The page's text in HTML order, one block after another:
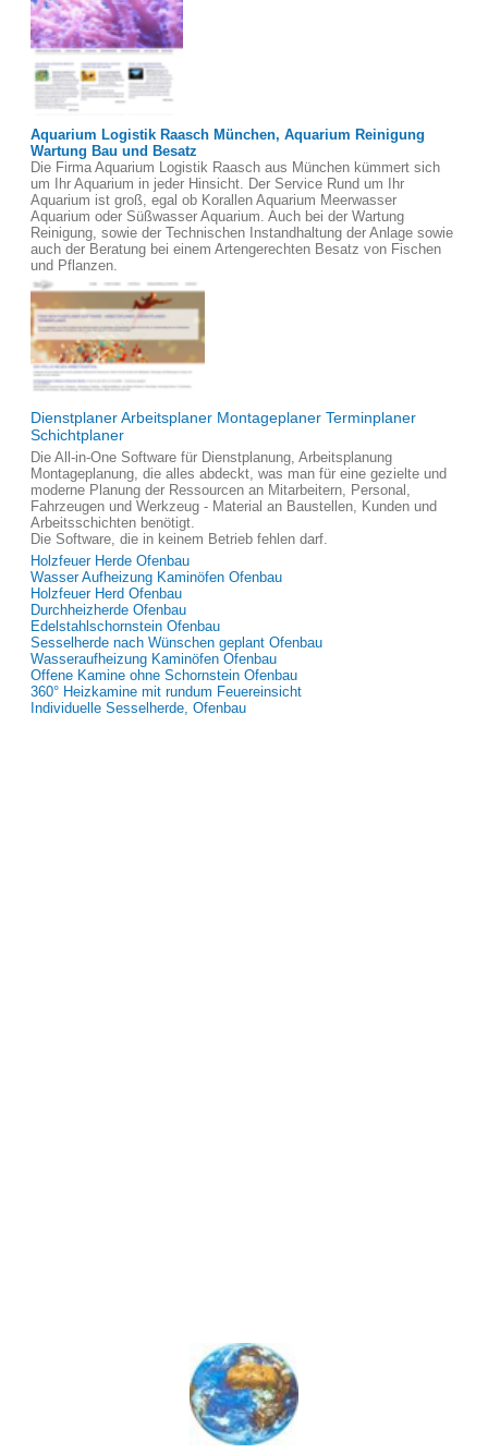
Aquarium Logistik Raasch München, Aquarium Reinigung
Wartung Bau und Besatz
Die Firma Aquarium Logistik Raasch aus München kümmert sich
um Ihr Aquarium in jeder Hinsicht. Der Service Rund um Ihr
Aquarium ist groß, egal ob Korallen Aquarium Meerwasser
Aquarium oder Süßwasser Aquarium. Auch bei der Wartung
Reinigung, sowie der Technischen Instandhaltung der Anlage sowie
auch der Beratung bei einem Artengerechten Besatz von Fischen
und Pflanzen.
Dienstplaner Arbeitsplaner Montageplaner Terminplaner
Schichtplaner
Die All-in-One Software für Dienstplanung, Arbeitsplanung
Montageplanung, die alles abdeckt, was man für eine gezielte und
moderne Planung der Ressourcen an Mitarbeitern, Personal,
Fahrzeugen und Werkzeug - Material an Baustellen, Kunden und
Arbeitsschichten benötigt.
Die Software, die in keinem Betrieb fehlen darf.
Holzfeuer Herde Ofenbau
Wasser Aufheizung Kaminöfen Ofenbau
Holzfeuer Herd Ofenbau
Durchheizherde Ofenbau
Edelstahlschornstein Ofenbau
Sesselherde nach Wünschen geplant Ofenbau
Wasseraufheizung Kaminöfen Ofenbau
Offene Kamine ohne Schornstein Ofenbau
360° Heizkamine mit rundum Feuereinsicht
Individuelle Sesselherde, Ofenbau